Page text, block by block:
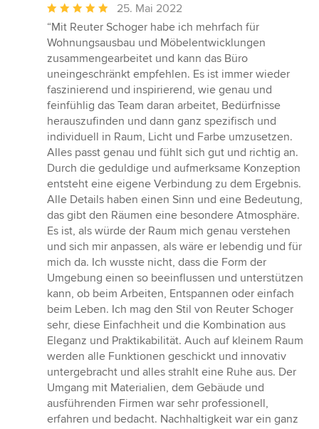
Durchschnittliche
Bewertung:
5
von
5
Sternen
25. Mai 2022
“Mit Reuter Schoger habe ich mehrfach für
Wohnungsausbau und Möbelentwicklungen
zusammengearbeitet und kann das Büro
uneingeschränkt empfehlen. Es ist immer wieder
faszinierend und inspirierend, wie genau und
feinfühlig das Team daran arbeitet, Bedürfnisse
herauszufinden und dann ganz spezifisch und
individuell in Raum, Licht und Farbe umzusetzen.
Alles passt genau und fühlt sich gut und richtig an.
Durch die geduldige und aufmerksame Konzeption
entsteht eine eigene Verbindung zu dem Ergebnis.
Alle Details haben einen Sinn und eine Bedeutung,
das gibt den Räumen eine besondere Atmosphäre.
Es ist, als würde der Raum mich genau verstehen
und sich mir anpassen, als wäre er lebendig und für
mich da. Ich wusste nicht, dass die Form der
Umgebung einen so beeinflussen und unterstützen
kann, ob beim Arbeiten, Entspannen oder einfach
beim Leben. Ich mag den Stil von Reuter Schoger
sehr, diese Einfachheit und die Kombination aus
Eleganz und Praktikabilität. Auch auf kleinem Raum
werden alle Funktionen geschickt und innovativ
untergebracht und alles strahlt eine Ruhe aus. Der
Umgang mit Materialien, dem Gebäude und
ausführenden Firmen war sehr professionell,
erfahren und bedacht. Nachhaltigkeit war ein ganz